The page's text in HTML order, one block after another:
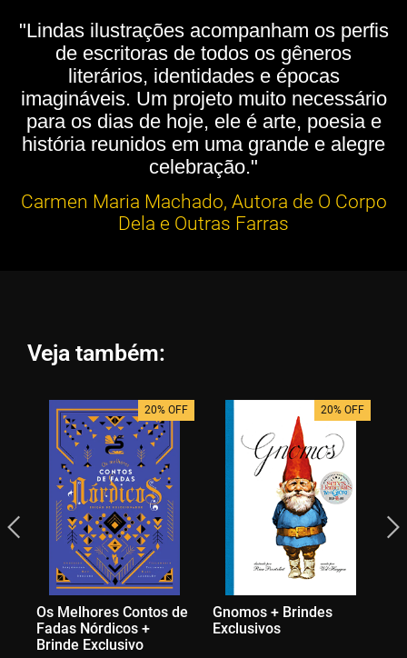
"Lindas ilustrações acompanham os perfis
de escritoras de todos os gêneros
literários, identidades e épocas
imagináveis. Um projeto muito necessário
para os dias de hoje, ele é arte, poesia e
história reunidos em uma grande e alegre
celebração."
Carmen Maria Machado, Autora de O Corpo
Dela e Outras Farras
Veja também:
20% OFF
Os Melhores Contos de
Fadas Nórdicos +
Brinde Exclusivo
20% OFF
Gnomos + Brindes
Exclusivos